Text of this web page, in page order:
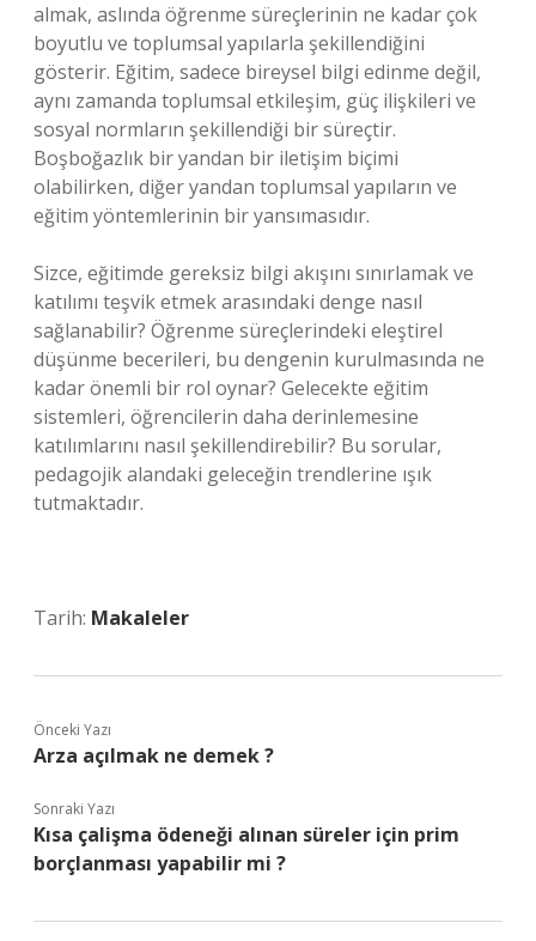
almak, aslında öğrenme süreçlerinin ne kadar çok
boyutlu ve toplumsal yapılarla şekillendiğini
gösterir. Eğitim, sadece bireysel bilgi edinme değil,
aynı zamanda toplumsal etkileşim, güç ilişkileri ve
sosyal normların şekillendiği bir süreçtir.
Boşboğazlık bir yandan bir iletişim biçimi
olabilirken, diğer yandan toplumsal yapıların ve
eğitim yöntemlerinin bir yansımasıdır.
Sizce, eğitimde gereksiz bilgi akışını sınırlamak ve
katılımı teşvik etmek arasındaki denge nasıl
sağlanabilir? Öğrenme süreçlerindeki eleştirel
düşünme becerileri, bu dengenin kurulmasında ne
kadar önemli bir rol oynar? Gelecekte eğitim
sistemleri, öğrencilerin daha derinlemesine
katılımlarını nasıl şekillendirebilir? Bu sorular,
pedagojik alandaki geleceğin trendlerine ışık
tutmaktadır.
Tarih: Makaleler
Önceki Yazı
Arza açılmak ne demek ?
Sonraki Yazı
Kısa çalişma ödeneği alınan süreler için prim
borçlanması yapabilir mi ?